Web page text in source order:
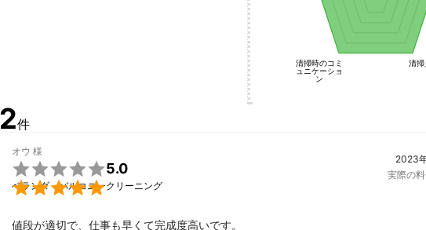
清掃
清掃時のコミ
ュニケーショ
ン
2件
オウ 様


5.0
ベランダ・バルコニークリーニング
2023
実際の
値段が適切で、仕事も早くて完成度高いです。